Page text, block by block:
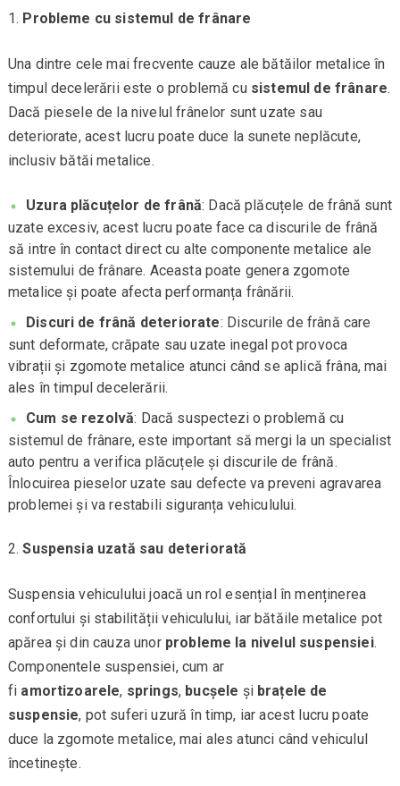
Probleme cu sistemul de frânare
Una dintre cele mai frecvente cauze ale bătăilor metalice în
timpul decelerării este o problemă cu sistemul de frânare.
Dacă piesele de la nivelul frânelor sunt uzate sau
deteriorate, acest lucru poate duce la sunete neplăcute,
inclusiv bătăi metalice.
Uzura plăcuțelor de frână: Dacă plăcuțele de frână sunt
uzate excesiv, acest lucru poate face ca discurile de frână
să intre în contact direct cu alte componente metalice ale
sistemului de frânare. Aceasta poate genera zgomote
metalice și poate afecta performanța frânării.
Discuri de frână deteriorate: Discurile de frână care
sunt deformate, crăpate sau uzate inegal pot provoca
vibrații și zgomote metalice atunci când se aplică frâna, mai
ales în timpul decelerării.
Cum se rezolvă: Dacă suspectezi o problemă cu
sistemul de frânare, este important să mergi la un specialist
auto pentru a verifica plăcuțele și discurile de frână.
Înlocuirea pieselor uzate sau defecte va preveni agravarea
problemei și va restabili siguranța vehiculului.
Suspensia uzată sau deteriorată
Suspensia vehiculului joacă un rol esențial în menținerea
confortului și stabilității vehiculului, iar bătăile metalice pot
apărea și din cauza unor probleme la nivelul suspensiei.
Componentele suspensiei, cum ar
fi amortizoarele, springs, bucșele și brațele de
suspensie, pot suferi uzură în timp, iar acest lucru poate
duce la zgomote metalice, mai ales atunci când vehiculul
încetinește.